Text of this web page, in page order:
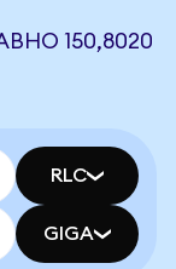
150,8020
RLC
GIGA